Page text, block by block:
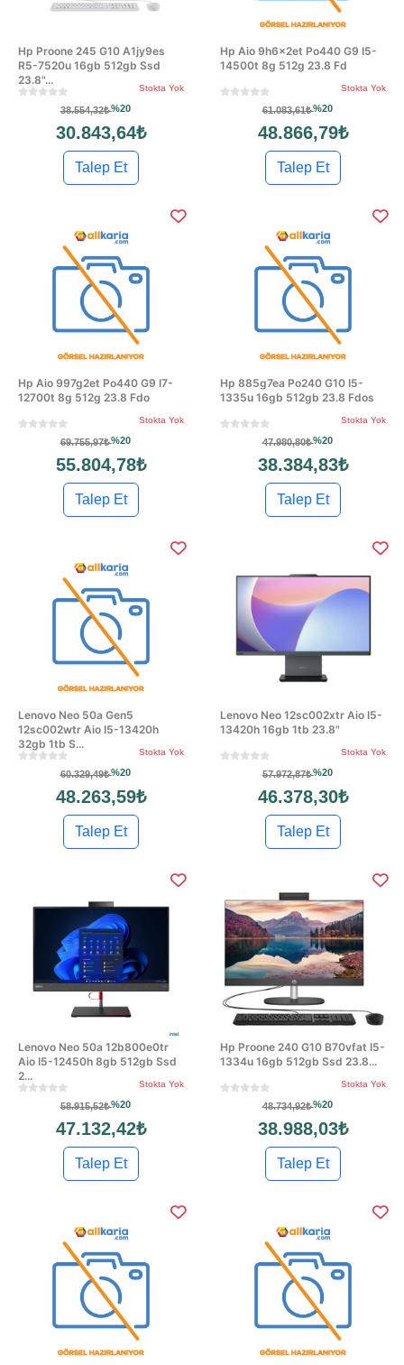
Hp Proone 245 G10 A1jy9es
R5-7520u 16gb 512gb Ssd
23.8"...
Stokta Yok
38.554,32₺%20
30.843,64₺
Talep Et
Hp Aio 9h6x2et Po440 G9 I5-
14500t 8g 512g 23.8 Fd
Stokta Yok
61.083,61₺%20
48.866,79₺
Talep Et
Hp Aio 997g2et Po440 G9 I7-
12700t 8g 512g 23.8 Fdo
Stokta Yok
69.755,97₺%20
55.804,78₺
Talep Et
Hp 885g7ea Po240 G10 I5-
1335u 16gb 512gb 23.8 Fdos
Stokta Yok
47.980,80₺%20
38.384,83₺
Talep Et
Lenovo Neo 50a Gen5
12sc002wtr Aio I5-13420h
32gb 1tb S...
Stokta Yok
60.329,49₺%20
48.263,59₺
Talep Et
Lenovo Neo 12sc002xtr Aio I5-
13420h 16gb 1tb 23.8"
Stokta Yok
57.972,87₺%20
46.378,30₺
Talep Et
Lenovo Neo 50a 12b800e0tr
Aio I5-12450h 8gb 512gb Ssd
2...
Stokta Yok
58.915,52₺%20
47.132,42₺
Talep Et
Hp Proone 240 G10 B70vfat I5-
1334u 16gb 512gb Ssd 23.8...
Stokta Yok
48.734,92₺%20
38.988,03₺
Talep Et